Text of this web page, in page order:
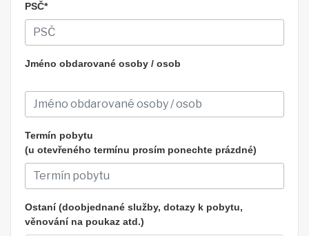
PSČ*
Jméno obdarované osoby / osob
Termín pobytu
(u otevřeného termínu prosím ponechte prázdné)
Ostaní (doobjednané služby, dotazy k pobytu,
věnování na poukaz atd.)